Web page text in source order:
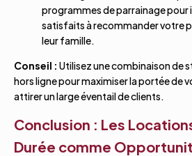
programmes de parrainage pour
satisfaits à recommander votre
leur famille.
Conseil : Utilisez une combinaison de
hors ligne pour maximiser la portée de
attirer un large éventail de clients.
Conclusion : Les
Durée comme